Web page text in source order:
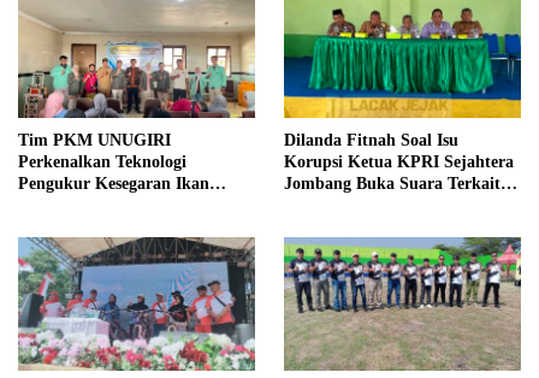
Tim PKM UNUGIRI
Perkenalkan Teknologi
Pengukur Kesegaran Ikan
Dilanda Fitnah Soal Isu
Korupsi Ketua KPRI Sejahtera
Jombang Buka Suara Terkait